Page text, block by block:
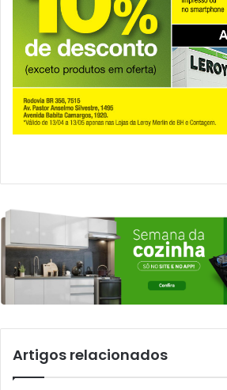
Artigos relacionados